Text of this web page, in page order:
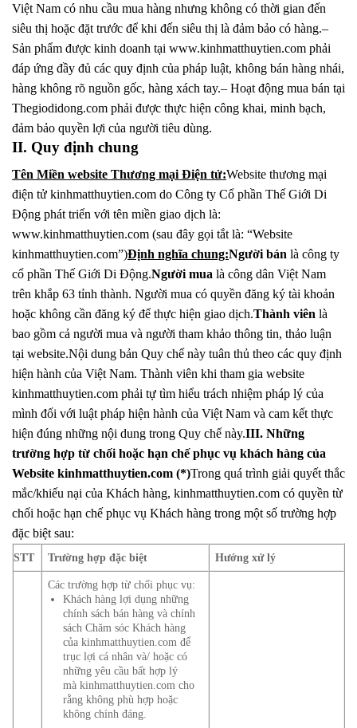
Việt Nam có nhu cầu mua hàng nhưng không có thời gian đến
siêu thị hoặc đặt trước để khi đến siêu thị là đảm bảo có hàng.–
Sản phẩm được kinh doanh tại www.kinhmatthuytien.com phải
đáp ứng đầy đủ các quy định của pháp luật, không bán hàng nhái,
hàng không rõ nguồn gốc, hàng xách tay.– Hoạt động mua bán tại
Thegiodidong.com phải được thực hiện công khai, minh bạch,
đảm bảo quyền lợi của người tiêu dùng.
II. Quy định chung
Tên Miền website Thương mại Điện tử:Website thương mại
điện tử kinhmatthuytien.com do Công ty Cổ phần Thế Giới Di
Động phát triển với tên miền giao dịch là:
www.kinhmatthuytien.com (sau đây gọi tắt là: “Website
kinhmatthuytien.com”)Định nghĩa chung:Người bán là công ty
cổ phần Thế Giới Di Động.Người mua là công dân Việt Nam
trên khắp 63 tỉnh thành. Người mua có quyền đăng ký tài khoản
hoặc không cần đăng ký để thực hiện giao dịch.Thành viên là
bao gồm cả người mua và người tham khảo thông tin, thảo luận
tại website.Nội dung bản Quy chế này tuân thủ theo các quy định
hiện hành của Việt Nam. Thành viên khi tham gia website
kinhmatthuytien.com phải tự tìm hiểu trách nhiệm pháp lý của
mình đối với luật pháp hiện hành của Việt Nam và cam kết thực
hiện đúng những nội dung trong Quy chế này.III. Những
trường hợp từ chối hoặc hạn chế phục vụ khách hàng của
Website kinhmatthuytien.com (*)Trong quá trình giải quyết thắc
mắc/khiếu nại của Khách hàng, kinhmatthuytien.com có quyền từ
chối hoặc hạn chế phục vụ Khách hàng trong một số trường hợp
đặc biệt sau:
STT Trường hợp đặc biệt Hướng xử lý
Các trường hợp từ chối phục vụ:
Khách hàng lợi dụng những
chính sách bán hàng và chính
sách Chăm sóc Khách hàng
của kinhmatthuytien.com để
trục lợi cá nhân và/ hoặc có
những yêu cầu bất hợp lý
mà kinhmatthuytien.com cho
rằng không phù hợp hoặc
không chính đáng.